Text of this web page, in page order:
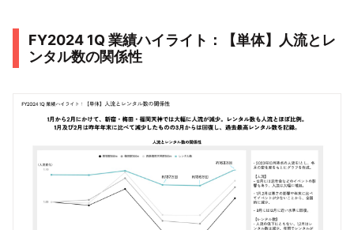
FY2024 1Q 業績ハイライト：【単体】人流とレ
ンタル数の関係性